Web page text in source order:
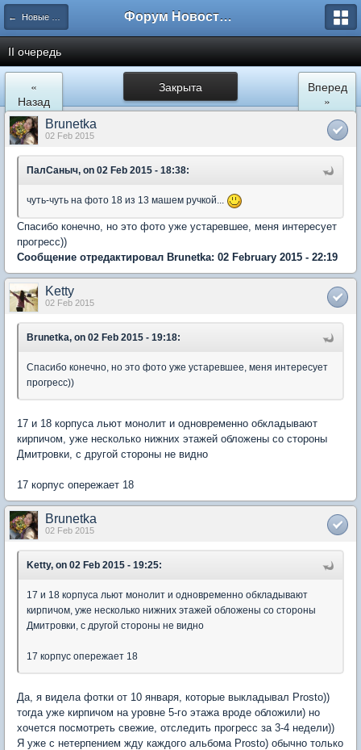
← Новые Водники Форум Новостройки
II очередь
Закрыта
«
Назад
Вперед
»
Brunetka
02 Feb 2015
ПалСаныч, on 02 Feb 2015 - 18:38:
чуть-чуть на фото 18 из 13 машем ручкой...
Спасибо конечно, но это фото уже устаревшее, меня интересует
прогресс))
Сообщение отредактировал Brunetka: 02 February 2015 - 22:19
Ketty
02 Feb 2015
Brunetka, on 02 Feb 2015 - 19:18:
Спасибо конечно, но это фото уже устаревшее, меня интересует
прогресс))
17 и 18 корпуса льют монолит и одновременно обкладывают
кирпичом, уже несколько нижних этажей обложены со стороны
Дмитровки, с другой стороны не видно
17 корпус опережает 18
Brunetka
02 Feb 2015
Ketty, on 02 Feb 2015 - 19:25:
17 и 18 корпуса льют монолит и одновременно обкладывают
кирпичом, уже несколько нижних этажей обложены со стороны
Дмитровки, с другой стороны не видно
17 корпус опережает 18
Да, я видела фотки от 10 января, которые выкладывал Prosto))
тогда уже кирпичом на уровне 5-го этажа вроде обложили) но
хочется посмотреть свежие, отследить прогресс за 3-4 недели))
Я уже с нетерпением жду каждого альбома Prosto) обычно только